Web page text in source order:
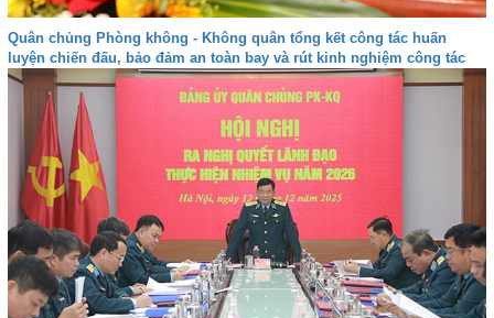
Quân chủng Phòng không - Không quân tổng kết công tác huấn
luyện chiến đấu, bảo đảm an toàn bay và rút kinh nghiệm công tác
quản lý tư tưởng, kỷ luật năm 2025